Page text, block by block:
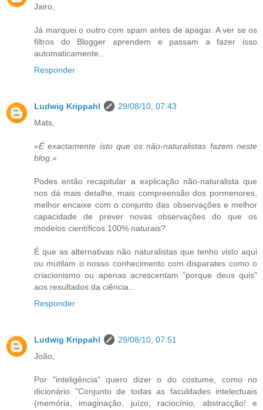
Jairo,
Já marquei o outro com spam antes de apagar. A ver se os
filtros do Blogger aprendem e passam a fazer isso
automaticamente...
Responder
Ludwig Krippahl
29/08/10, 07:43
Mats,
«É exactamente isto que os não-naturalistas fazem neste
blog.»
Podes então recapitular a explicação não-naturalista que
nos dá mais detalhe, mais compreensão dos pormenores,
melhor encaixe com o conjunto das observações e melhor
capacidade de prever novas observações do que os
modelos científicos 100% naturais?
É que as alternativas não naturalistas que tenho visto aqui
ou mutilam o nosso conhecimento com disparates como o
criacionismo ou apenas acrescentam "porque deus quis"
aos resultados da ciência...
Responder
Ludwig Krippahl
29/08/10, 07:51
João,
Por "inteligência" quero dizer o do costume, como no
dicionário "Conjunto de todas as faculdades intelectuais
(memória, imaginação, juízo, raciocínio, abstracção! e